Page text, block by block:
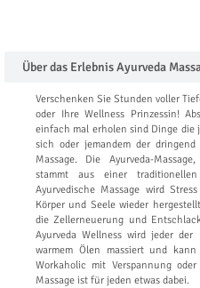
Über das Erlebnis Ayurveda
Verschenken Sie Stunden voller
oder Ihre Wellness Prinzessin!
einfach mal erholen sind Dinge die
sich oder jemandem der
Massage. Die Ayurveda-
stammt aus einer
Ayurvedische Massage wird
Körper und Seele wieder
die Zellerneuerung und
Ayurveda Wellness wird jeder
warmem Ölen massiert und
Workaholic mit Verspannung
Massage ist für jeden etwas dabei.